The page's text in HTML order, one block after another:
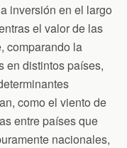
inversión en el largo
el valor de las
comparando la
en distintos países,
como el viento de
entre países que
nacionales,